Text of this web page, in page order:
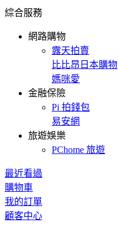
綜合服務
網路購物
露天拍賣
比比昂日本購物
媽咪愛
金融保險
Pi 拍錢包
易安網
旅遊娛樂
PChome 旅遊
最近看過
購物車
我的訂單
顧客中心